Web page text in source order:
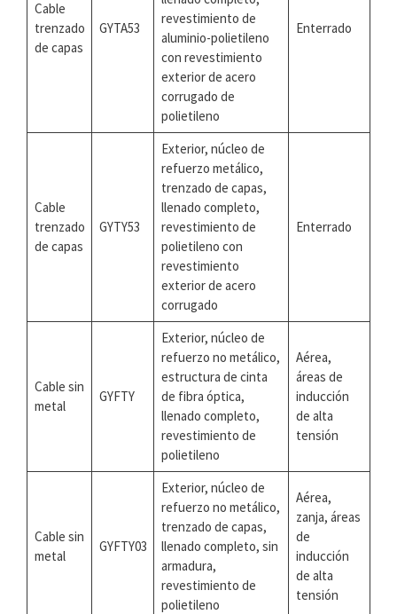
Cable
trenzado
de capas
GYTA53
revestimiento de
aluminio-polietileno
con revestimiento
exterior de acero
corrugado de
polietileno
Enterrado
Cable
trenzado
de capas
GYTY53
Exterior, núcleo de
refuerzo metálico,
trenzado de capas,
llenado completo,
revestimiento de
polietileno con
revestimiento
exterior de acero
corrugado
Enterrado
Cable sin
metal
GYFTY
Exterior, núcleo de
refuerzo no metálico,
estructura de cinta
de fibra óptica,
llenado completo,
revestimiento de
polietileno
Aérea,
áreas de
inducción
de alta
tensión
Cable sin
metal
GYFTY03
Exterior, núcleo de
refuerzo no metálico,
trenzado de capas,
llenado completo, sin
armadura,
revestimiento de
polietileno
Aérea,
zanja, áreas
de
inducción
de alta
tensión